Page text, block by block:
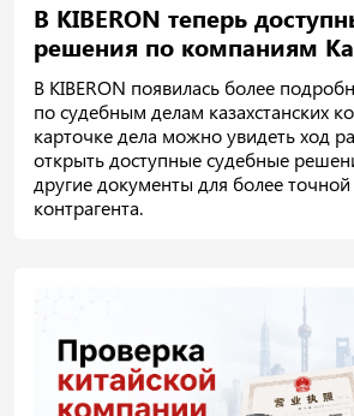
В KIBERON теперь
решения по компаниям
В KIBERON появилась более
по судебным делам казахстанских
карточке дела можно увидеть ход
открыть доступные судебные
другие документы для более
контрагента.